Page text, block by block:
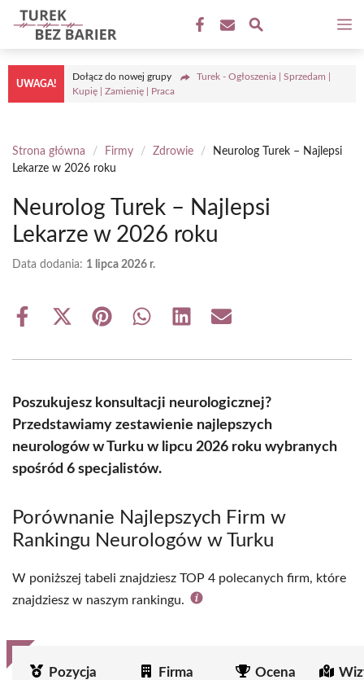
Przejdź
do
treści
UWAGA!
Dołącz do nowej grupy
Turek - Ogłoszenia | Sprzedam |
Kupię | Zamienię | Praca
Strona główna / Firmy / Zdrowie /
Neurolog Turek – Najlepsi
Lekarze w 2026 roku
Neurolog Turek – Najlepsi
Lekarze w 2026 roku
Data dodania: 1 lipca 2026 r.
Share
Share
(Twitter)
Share Share Share Share
Poszukujesz konsultacji neurologicznej?
Przedstawiamy zestawienie najlepszych
neurologów w Turku w lipcu 2026 roku wybranych
spośród 6 specjalistów.
Porównanie Najlepszych Firm w
Rankingu Neurologów w Turku
W poniższej tabeli znajdziesz TOP 4 polecanych firm, które
znajdziesz w naszym rankingu.
Pozycja Firma Ocena